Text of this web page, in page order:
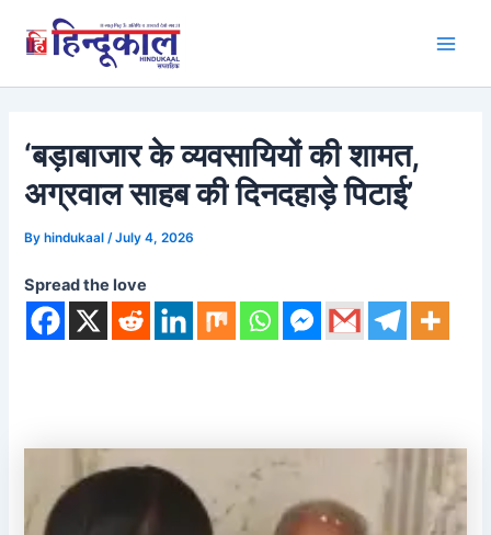
‘बड़ाबाजार के व्यवसायियों की शामत,
अग्रवाल साहब की दिनदहाड़े पिटाई’
By hindukaal/July 4, 2026
Spread the love